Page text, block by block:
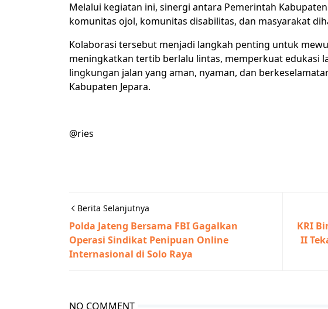
Melalui kegiatan ini, sinergi antara Pemerintah Kabupaten
komunitas ojol, komunitas disabilitas, dan masyarakat
Kolaborasi tersebut menjadi langkah penting untuk
meningkatkan tertib berlalu lintas, memperkuat edukasi
lingkungan jalan yang aman, nyaman, dan
Kabupaten Jepara.
@ries
Berita Selanjutnya
Polda Jateng Bersama FBI Gagalkan
Operasi Sindikat Penipuan Online
Internasional di Solo Raya
KRI
II
NO COMMENT